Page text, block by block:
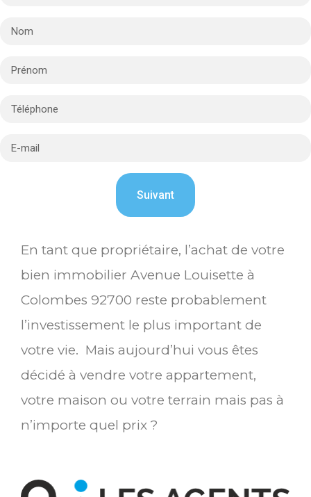
En tant que propriétaire, l’achat de votre
bien immobilier Avenue Louisette à
Colombes 92700 reste probablement
l’investissement le plus important de
votre vie. Mais aujourd’hui vous êtes
décidé à vendre votre appartement,
votre maison ou votre terrain mais pas à
n’importe quel prix ?